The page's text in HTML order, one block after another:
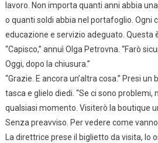
lavoro. Non importa quanti anni abbia
o quanti soldi abbia nel portafoglio. Ogni
educazione e servizio adeguato. Questa
“Capisco,” annuì Olga Petrovna. “Farò
Oggi, dopo la chiusura.”
“Grazie. E ancora un’altra cosa.” Presi
tasca e glielo diedi. “Se ci sono
qualsiasi momento. Visiterò la boutique
Senza preavviso. Per vedere come
La direttrice prese il biglietto da visita, lo